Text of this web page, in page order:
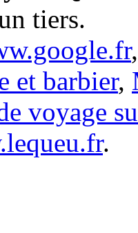
tiers.
et barbier,
voyage
.